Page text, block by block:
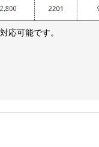
応可能です。